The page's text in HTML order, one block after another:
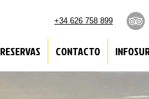
+34 626 758 899
RESERVAS CONTACTO